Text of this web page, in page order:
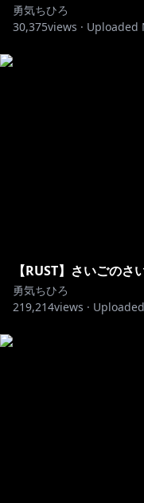
勇気ちひろ
30,375views · Uploaded
【RUST】さいごのさ
勇気ちひろ
219,214views · Uploaded